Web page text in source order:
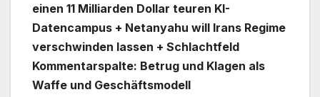
einen 11 Milliarden Dollar teuren KI-
Datencampus + Netanyahu will Irans Regime
verschwinden lassen + Schlachtfeld
Kommentarspalte: Betrug und Klagen als
Waffe und Geschäftsmodell